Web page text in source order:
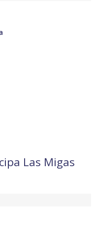
Las Migas